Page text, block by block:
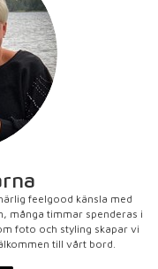
feelgood känsla med
många timmar spenderas i
foto och styling skapar vi
till vårt bord.